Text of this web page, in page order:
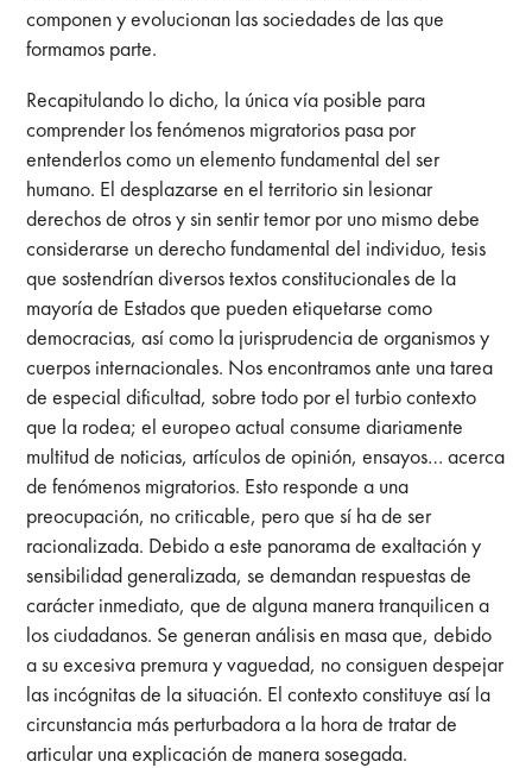
componen y evolucionan las sociedades de las que
formamos parte.
Recapitulando lo dicho, la única vía posible para
comprender los fenómenos migratorios pasa por
entenderlos como un elemento fundamental del ser
humano. El desplazarse en el territorio sin lesionar
derechos de otros y sin sentir temor por uno mismo debe
considerarse un derecho fundamental del individuo, tesis
que sostendrían diversos textos constitucionales de la
mayoría de Estados que pueden etiquetarse como
democracias, así como la jurisprudencia de organismos y
cuerpos internacionales. Nos encontramos ante una tarea
de especial dificultad, sobre todo por el turbio contexto
que la rodea; el europeo actual consume diariamente
multitud de noticias, artículos de opinión, ensayos… acerca
de fenómenos migratorios. Esto responde a una
preocupación, no criticable, pero que sí ha de ser
racionalizada. Debido a este panorama de exaltación y
sensibilidad generalizada, se demandan respuestas de
carácter inmediato, que de alguna manera tranquilicen a
los ciudadanos. Se generan análisis en masa que, debido
a su excesiva premura y vaguedad, no consiguen despejar
las incógnitas de la situación. El contexto constituye así la
circunstancia más perturbadora a la hora de tratar de
articular una explicación de manera sosegada.